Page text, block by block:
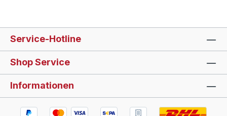
Service-Hotline
Shop Service
Informationen